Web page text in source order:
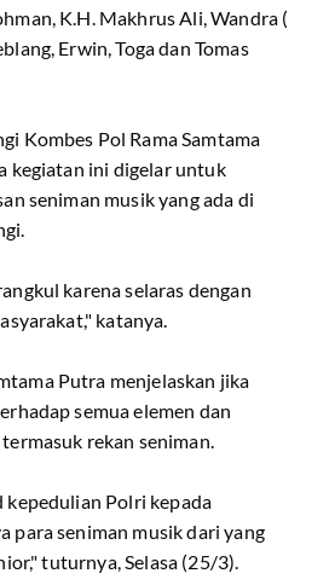
K.H. Makhrus Ali, Wandra (
Erwin, Toga dan Tomas
Kombes Pol Rama Samtama
kegiatan ini digelar untuk
seniman musik yang ada di
karena selaras dengan
katanya.
Putra menjelaskan jika
semua elemen dan
rekan seniman.
Polri kepada
para seniman musik dari yang
tuturnya, Selasa (25/3).